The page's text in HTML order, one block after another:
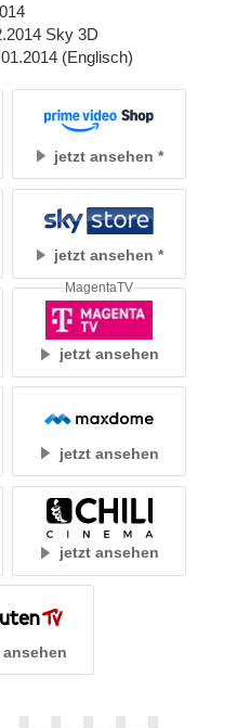
Sky 3D
(Englisch)
jetzt ansehen
jetzt ansehen
jetzt ansehen
MagentaTV
jetzt ansehen
jetzt ansehen